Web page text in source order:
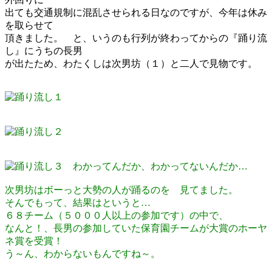
出ても交通規制に混乱させられる日なのですが、今年は休み
を取らせて
頂きました。 と、いうのも行列が終わってからの『踊り流
し』にうちの長男
が出たため、わたくしは次男坊（１）と二人で見物です。
わかってんだか、わかってないんだか…
次男坊はボーっと大勢の人が踊るのを 見てました。
そんでもって、結果はというと…
６８チーム（５０００人以上の参加です）の中で、
なんと！、長男の参加していた保育園チームが大賞のホーヤ
ネ賞を受賞！
う～ん、わからないもんですね～。